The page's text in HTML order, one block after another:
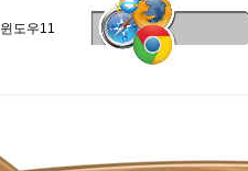
윈도우11